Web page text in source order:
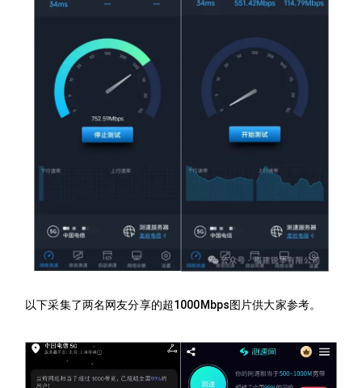
以下采集了两名网友分享的超1000Mbps图片供大家参考。